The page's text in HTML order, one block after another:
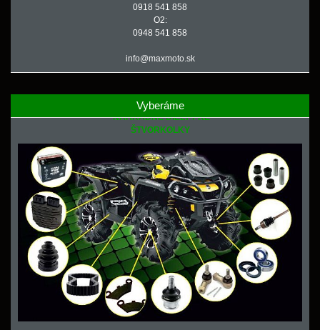
0918 541 858
O2:
0948 541 858
info@maxmoto.sk
Vyberáme
NÁHRADNÉ DIELY PRE
ŠTVORKOLKY